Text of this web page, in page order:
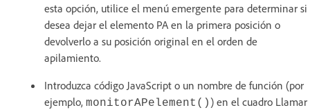
esta opción, utilice el menú emergente para determinar si
desea dejar el elemento PA en la primera posición o
devolverlo a su posición original en el orden de
apilamiento.
Introduzca código JavaScript o un nombre de función (por
ejemplo, monitorAPelement()) en el cuadro Llamar